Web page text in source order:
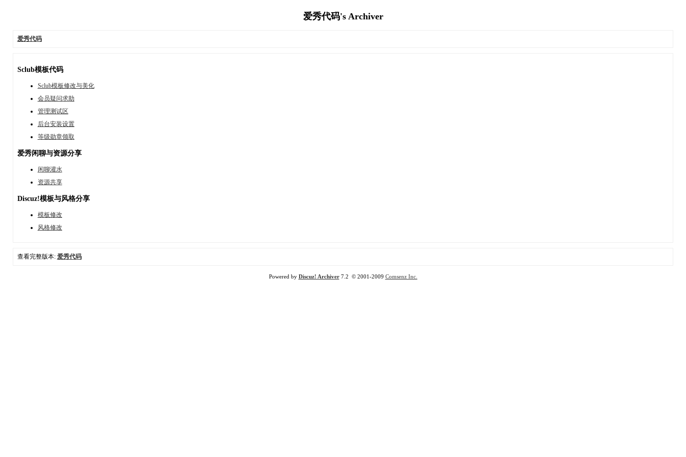
爱秀代码's Archiver
爱秀代码
Sclub模板代码
Sclub模板修改与美化
会员疑问求助
管理测试区
后台安装设置
等级勋章领取
爱秀闲聊与资源分享
闲聊灌水
资源共享
Discuz!模板与风格分享
模板修改
风格修改
查看完整版本: 爱秀代码
Powered by Discuz! Archiver7.2 © 2001-2009 Comsenz Inc.